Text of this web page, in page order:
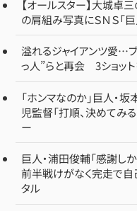
【オールスター】大城卓
の肩組み写真にＳＮＳ「
溢れるジャイアンツ愛…
っ人”らと再会 3ショッ
「ホンマなのか」巨人
児監督「打順、決めてみ
ー
巨人・浦田俊輔「感謝
前半戦けがなく完走で自
タル